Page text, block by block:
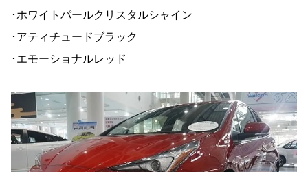
･ホワイトパールクリスタルシャイン
･アティチュードブラック
･エモーショナルレッド